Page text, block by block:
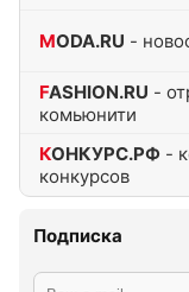
MODA.RU -
FASHION.RU -
комьюнити
КОНКУРС.РФ -
конкурсов
Подписка